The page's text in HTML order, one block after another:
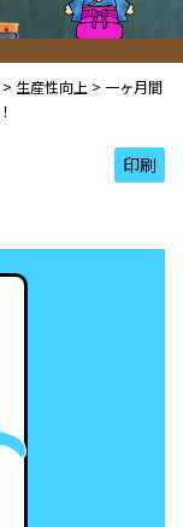
> 生産性向上 > 一ヶ月間
印刷